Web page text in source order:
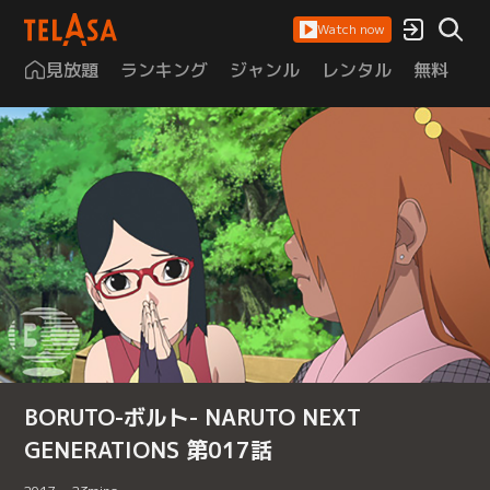
Watch now
見放題 ランキング ジャンル レンタル 無料
BORUTO-ボルト- NARUTO NEXT
GENERATIONS 第017話